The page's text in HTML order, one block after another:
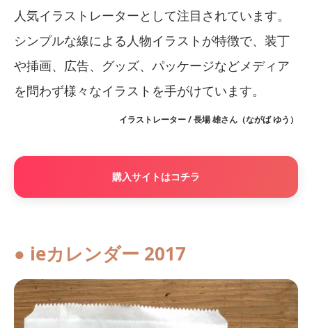
人気イラストレーターとして注目されています。
シンプルな線による人物イラストが特徴で、装丁
や挿画、広告、グッズ、パッケージなどメディア
を問わず様々なイラストを手がけています。
イラストレーター / 長場 雄さん（ながば ゆう）
購入サイトはコチラ
● ieカレンダー 2017